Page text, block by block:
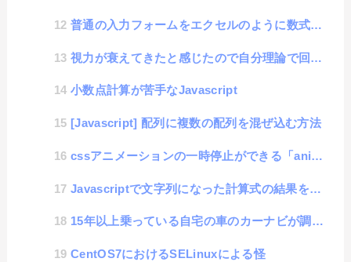
普通の入力フォームをエクセルのように数式を登録して計算できるようにする方法
視力が衰えてきたと感じたので自分理論で回復を試みる思考
小数点計算が苦手なJavascript
[Javascript] 配列に複数の配列を混ぜ込む方法
cssアニメーションの一時停止ができる「animation-play-state」
Javascriptで文字列になった計算式の結果を求める方法
15年以上乗っている自宅の車のカーナビが調子悪くなってきた原因がシステムだった件
CentOS7におけるSELinuxによる怪